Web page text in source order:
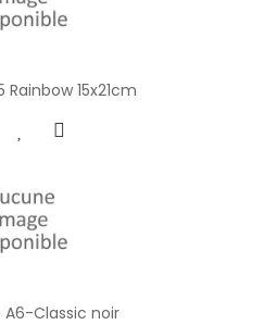
Rainbow 15x21cm
A6-Classic noir